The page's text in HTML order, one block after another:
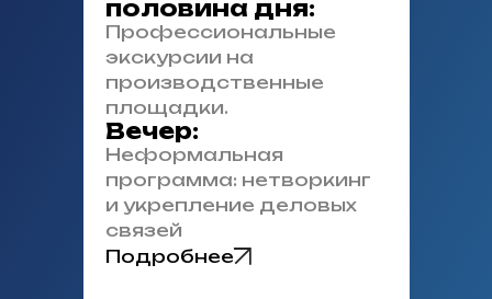
половина дня:
Профессиональные
экскурсии на
производственные
площадки.
Вечер:
Неформальная
программа: нетворкинг
и укрепление деловых
связей
Подробнее